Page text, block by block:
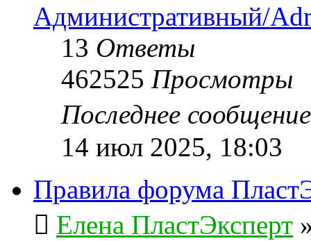
Административный/
13 Ответы
462525 Просмотры
Последнее
14 июл 2025, 18:03
Правила форума
Елена ПластЭксперт